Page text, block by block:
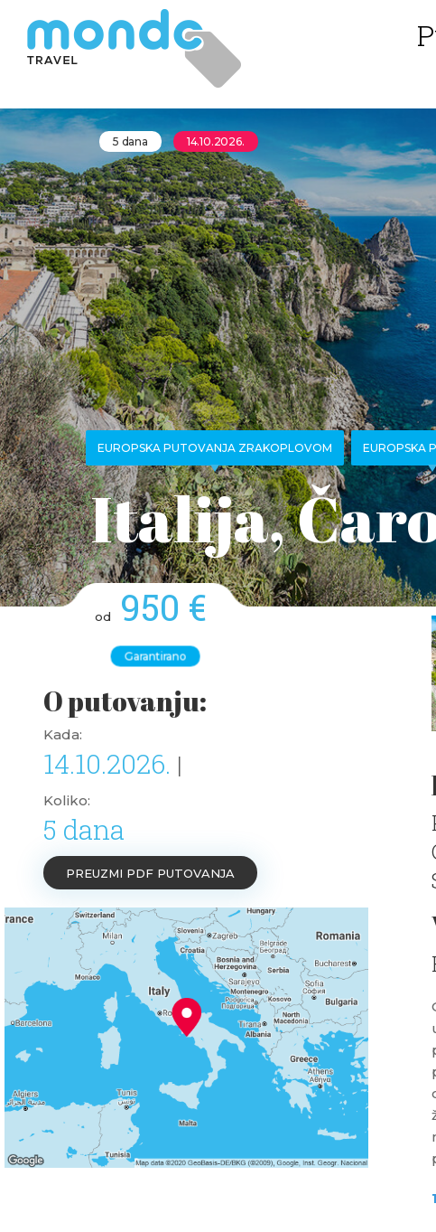
5 dana 14.10.2026.
EUROPSKA PUTOVANJA ZRAKOPLOVOM EUROPSKA
Italija,
od 950 €
Garantirano
O putovanju:
Kada:
14.10.2026. |
Koliko:
5 dana
PREUZMI PDF PUTOVANJA